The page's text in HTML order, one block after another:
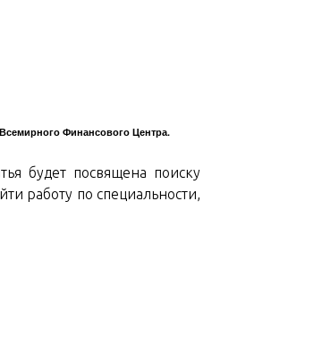
Финансового Центра.
будет посвящена поиску
работу по специальности,